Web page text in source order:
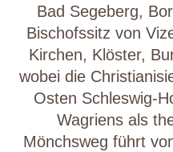
Bad Segeberg,
Bischofssitz von
Kirchen, Klöster,
wobei die
Osten Schleswig-
Wagriens als
Mönchsweg führt